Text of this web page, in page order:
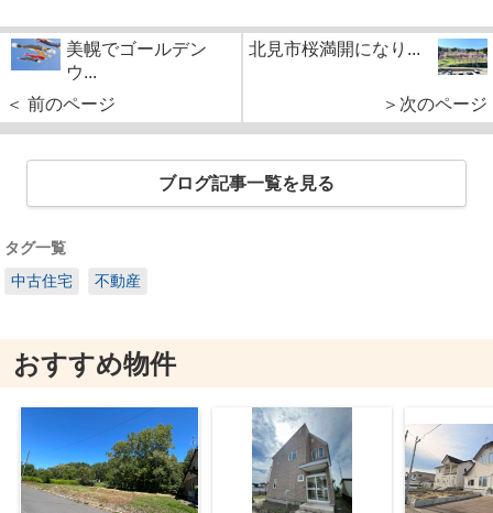
美幌でゴールデン
ウ...
＜ 前のページ
北見市桜満開になり...
＞次のページ
ブログ記事一覧を見る
タグ一覧
中古住宅
不動産
おすすめ物件